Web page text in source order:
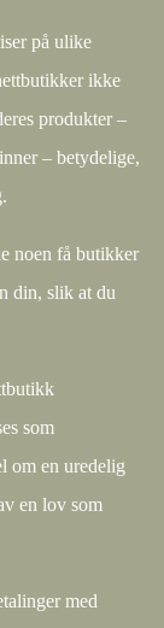
på ulike
ikke
produkter –
– betydelige,
noen få butikker
din, slik at du
som
om en uredelig
en lov som
med